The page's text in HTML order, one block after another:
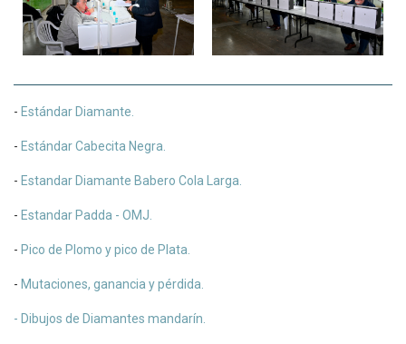
- Estándar Diamante.
- Estándar Cabecita Negra.
- Estandar Diamante Babero Cola Larga.
- Estandar Padda - OMJ.
- Pico de Plomo y pico de Plata.
- Mutaciones, ganancia y pérdida.
- Dibujos de Diamantes mandarín.